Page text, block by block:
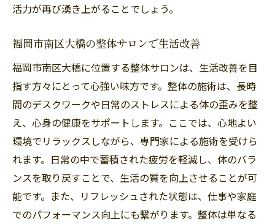
活力が再び湧き上がることでしょう。
福岡市南区大橋の整体サロンで生活改善
福岡市南区大橋に位置する整体サロンは、生活改善を目
指す方々にとって心強い味方です。整体の施術は、長時
間のデスクワークや日常のストレスによる体の歪みを整
え、心身の健康をサポートします。ここでは、心地よい
環境でリラックスしながら、専門家による施術を受けら
れます。日常の中で蓄積された疲労を軽減し、体のバラ
ンスを取り戻すことで、生活の質を向上させることが可
能です。また、リフレッシュされた状態は、仕事や家庭
でのパフォーマンス向上にも繋がります。整体は単なる